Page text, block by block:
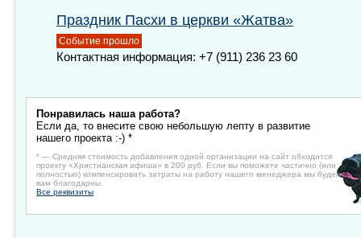
Праздник Пасхи в церкви «Жатва»
Событие прошло
Контактная информация: +7 (911) 236 23 60
Понравилась наша работа?
Если да, то внесите свою небольшую лепту в развитие
нашего проекта :-) *
* — Средняя стоимость добавления одной организации на сайт обходится
проекту «Христианская афиша» в 200 руб. Если вы поможете частично (или
полностью) компенсировать затраты на работу нашего менеджера мы будем
вам благодарны.
Все реквизиты